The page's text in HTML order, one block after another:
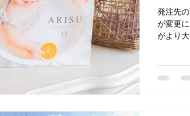
https://
お持ち
ざいま
発注先
が変更
がより
↓ HPは